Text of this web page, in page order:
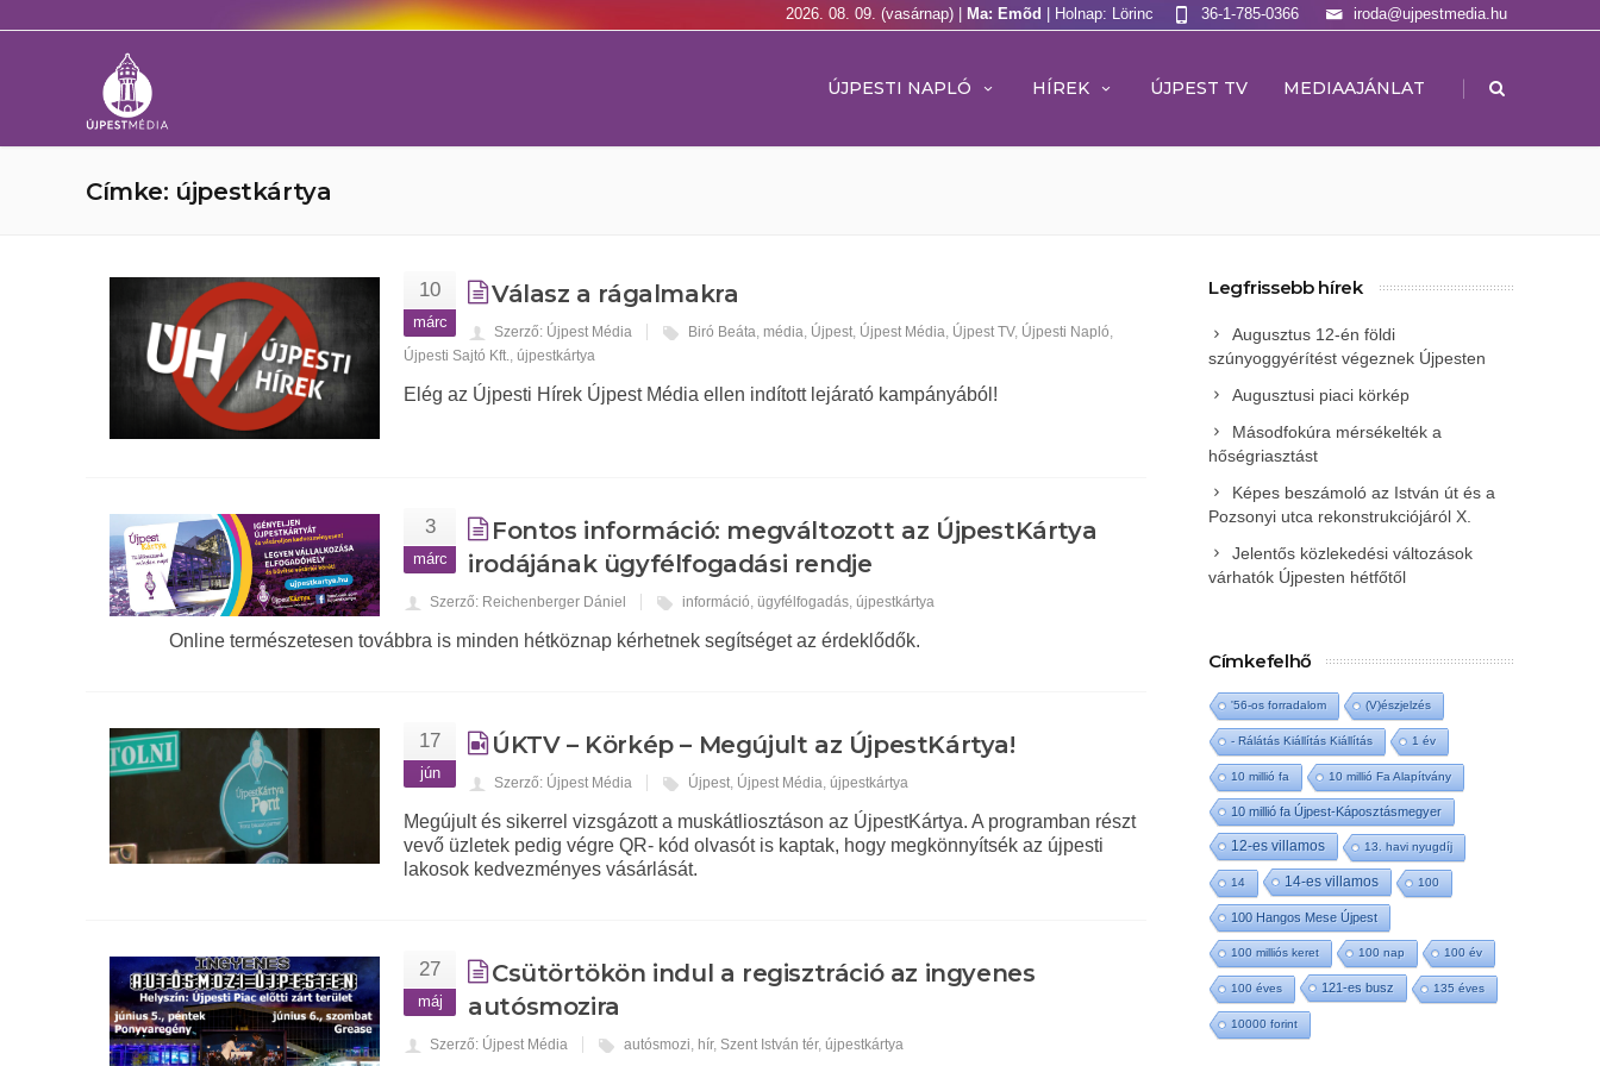
2026. 08. 09. (vasárnap) | Ma: Emõd | Holnap: Lörinc iroda@ujpestmedia.hu
36-1-785-0366
ÚJPESTI NAPLÓ HÍREK ÚJPEST TV MEDIAAJÁNLAT |
Címke: újpestkártya
10
márc
Válasz a rágalmakra
Szerző: Újpest Média Biró Beáta, média, Újpest, Újpest Média, Újpest TV, Újpesti Napló,
Újpesti Sajtó Kft., újpestkártya
Elég az Újpesti Hírek Újpest Média ellen indított lejárató kampányából!
3
márc
Fontos információ: megváltozott az ÚjpestKártya
irodájának ügyfélfogadási rendje
Szerző: Reichenberger Dániel információ, ügyfélfogadás, újpestkártya
Online természetesen továbbra is minden hétköznap kérhetnek segítséget az érdeklődők.
17
jún
ÚKTV – Körkép – Megújult az ÚjpestKártya!
Szerző: Újpest Média Újpest, Újpest Média, újpestkártya
Megújult és sikerrel vizsgázott a muskátliosztáson az ÚjpestKártya. A programban részt
vevő üzletek pedig végre QR- kód olvasót is kaptak, hogy megkönnyítsék az újpesti
lakosok kedvezményes vásárlását.
27
máj
Csütörtökön indul a regisztráció az ingyenes
autósmozira
Szerző: Újpest Média autósmozi, hír, Szent István tér, újpestkártya
Legfrissebb hírek
Augusztus 12-én földi
szúnyoggyérítést végeznek Újpesten
Augusztusi piaci körkép
Másodfokúra mérsékelték a
hőségriasztást
Képes beszámoló az István út és a
Pozsonyi utca rekonstrukciójáról X.
Jelentős közlekedési változások
várhatók Újpesten hétfőtől
Címkefelhő
'56-os forradalom (V)észjelzés
- Rálátás Kiállítás Kiállítás 1 év
10 millió fa 10 millió Fa Alapítvány
10 millió fa Újpest-Káposztásmegyer
12-es villamos 13. havi nyugdíj
14 14-es villamos 100
100 Hangos Mese Újpest
100 milliós keret 100 nap 100 év
100 éves 121-es busz 135 éves
10000 forint